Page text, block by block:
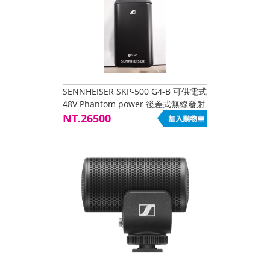
SENNHEISER SKP-500 G4-B 可供電式
48V Phantom power 後差式無線發射
器
NT.26500